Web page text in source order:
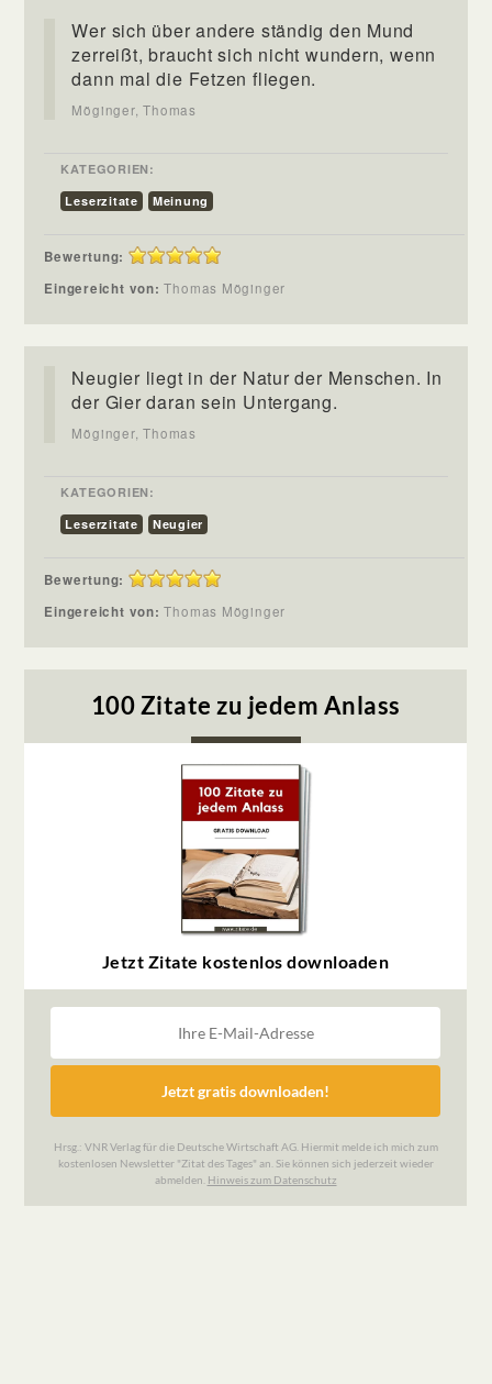
Wer sich über andere ständig den Mund
zerreißt, braucht sich nicht wundern, wenn
dann mal die Fetzen fliegen.
Möginger, Thomas
KATEGORIEN:
Leserzitate
Meinung
Bewertung:
Eingereicht von:Thomas Möginger
Neugier liegt in der Natur der Menschen. In
der Gier daran sein Untergang.
Möginger, Thomas
KATEGORIEN:
Leserzitate
Neugier
Bewertung:
Eingereicht von:Thomas Möginger